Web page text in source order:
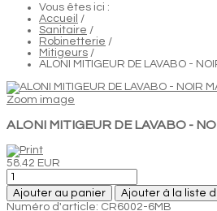
Vous êtes ici :
Accueil /
Sanitaire /
Robinetterie /
Mitigeurs /
ALONI MITIGEUR DE LAVABO -
Zoom image
ALONI MITIGEUR DE LAVABO -
58.42 EUR
Ajouter au panier
Ajouter à la liste
Numéro d'article: CR6002-6MB